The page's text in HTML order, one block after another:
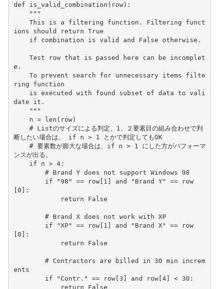
def is_valid_combination ( row):
"""
ions should return True
    if combination is valid and False otherwise.
e.
ring function
date it.
    """
n = len ( row)
# Listのサイズによる判定、1、２要素目の組み合わせで判
断したい場合は、 if n > 1 とかで判定してもOK
# 要素数が膨大な場合は、if n > 1 にした方がパフォーマ
ンスが出る。
if
n > 4:
# Brand Y does not support Windows 98
if
"98" == row[ 1 ] and "Brand Y" ==
row
[0 ]:
return
False
# Brand X does not work with XP
if
"XP" == row[ 1 ] and "Brand X" ==
row
[0 ]:
return
False
# Contractors are billed in 30 min increm
ents
if
"Contr." == row[ 3 ] and row[4] < 30 :
return
False